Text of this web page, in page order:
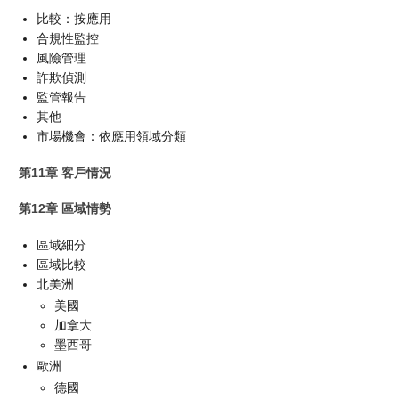
比較：按應用
合規性監控
風險管理
詐欺偵測
監管報告
其他
市場機會：依應用領域分類
第11章 客戶情況
第12章 區域情勢
區域細分
區域比較
北美洲
美國
加拿大
墨西哥
歐洲
德國